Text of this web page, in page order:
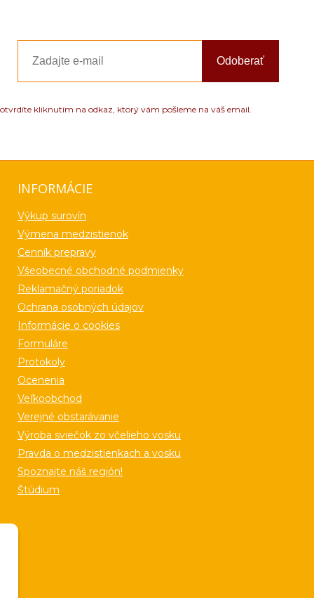
Odoberať
kliknutím na odkaz, ktorý vám pošleme na váš email.
INFORMÁCIE
Výkup surovín
Výmena medzistienok
Cenník prepravy
Všeobecné obchodné podmienky
Reklamačný poriadok
Ochrana osobných údajov
Informácie o cookies
Formuláre
Protokoly
Ocenenia
Veľkoobchod
Verejné obstarávanie
Výroba sviečok zo včelieho vosku
Pravda o medzistienkach a vosku
Spoznajte náš región!
Štúdium